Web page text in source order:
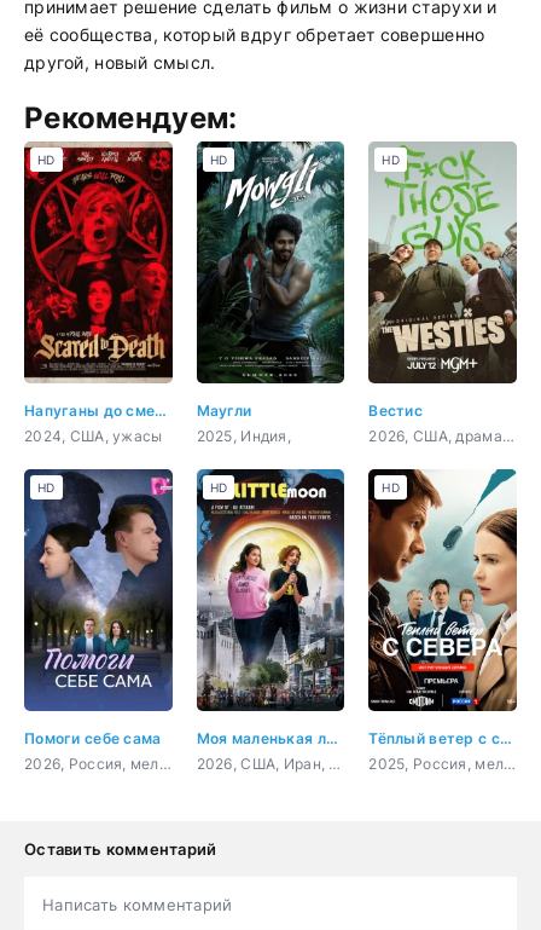
принимает решение сделать фильм о жизни старухи и
её сообщества, который вдруг обретает совершенно
другой, новый смысл.
Рекомендуем:
Напуганы до смерти
2024, США, ужасы
HD
Маугли
2025, Индия,
HD
Вестис
2026, США, драма, криминал
HD
Помоги себе сама
2026, Россия, мелодрама
HD
Моя маленькая луна
2026, США, Иран, драма
HD
Тёплый ветер с севера
2025, Россия, мелодрама
HD
Оставить комментарий
Написать комментарий